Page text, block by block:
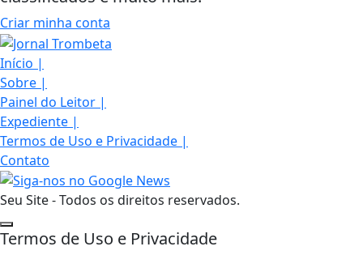
Criar minha conta
Início |
Sobre |
Painel do Leitor |
Expediente |
Termos de Uso e Privacidade |
Contato
Seu Site - Todos os direitos reservados.
Termos de Uso e Privacidade